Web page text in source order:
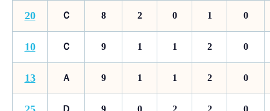
20 Ｃ 8 2 0 1 0
10 Ｃ 9 1 1 2 0
13 Ａ 9 1 1 2 0
Ｄ 9 0 2 2 0